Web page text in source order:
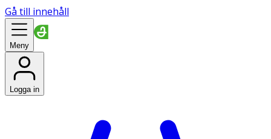
Gå till innehåll
Meny
Logga in